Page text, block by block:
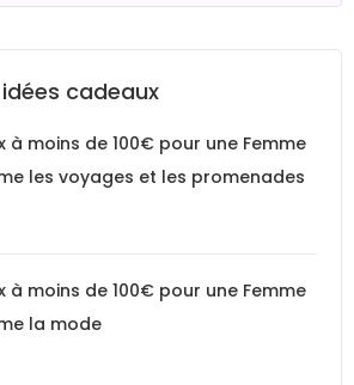
cadeaux
à moins de 100€ pour une Femme
les voyages et les promenades
à moins de 100€ pour une Femme
la mode